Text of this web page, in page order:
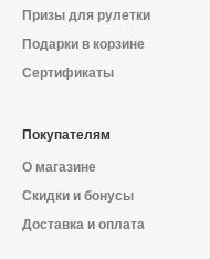
Телефон Whats’APP
Призы для рулетки
Подарки в корзине
Сертификаты
Покупателям
О магазине
Скидки и бонусы
Доставка и оплата